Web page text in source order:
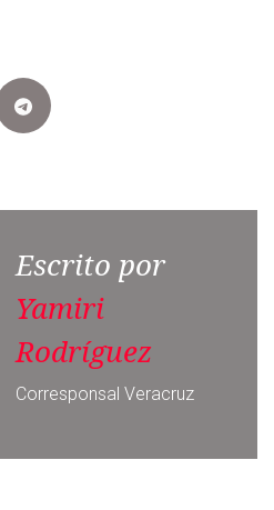
Escrito por
Yamiri
Rodríguez
Corresponsal Veracruz